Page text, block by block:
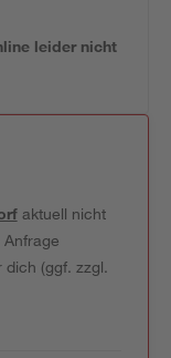
leider nicht
aktuell nicht
(ggf. zzgl.